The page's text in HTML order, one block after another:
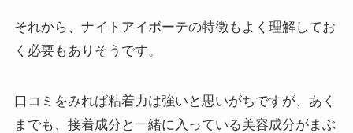
それから、ナイトアイボーテの特徴もよく理解してお
く必要もありそうです。
口コミをみれば粘着力は強いと思いがちですが、あく
までも、接着成分と一緒に入っている美容成分がまぶ